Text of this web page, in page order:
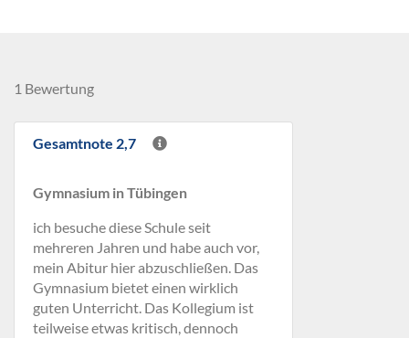
1 Bewertung
Gesamtnote 2,7
Gymnasium in Tübingen
ich besuche diese Schule seit
mehreren Jahren und habe auch vor,
mein Abitur hier abzuschließen. Das
Gymnasium bietet einen wirklich
guten Unterricht. Das Kollegium ist
teilweise etwas kritisch, dennoch